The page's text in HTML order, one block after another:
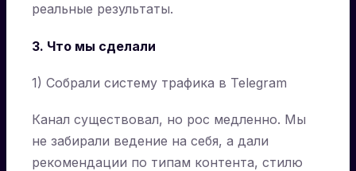
реальные результаты.
3. Что мы сделали
1) Собрали систему трафика в Telegram
Канал существовал, но рос медленно. Мы
не забирали ведение на себя, а дали
рекомендации по типам контента, стилю